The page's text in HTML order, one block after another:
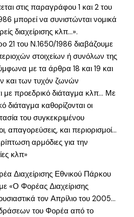
στις παραγράφου 1 και 2 του
μπορεί να συνιστώνται νομικά
διαχείρισης κλπ…».
21 του Ν.1650/1986 διαβάζουμε
στοιχείων ή συνόλων της
με τα άρθρα 18 και 19 και
και των τυχόν ζωνών
με προεδρικό διάταγμα κλπ… Με
καθορίζονται οι
του συγκεκριμένου
απαγορεύσεις, και περιορισμοί…
αρμόδιες για την
κλπ»
Διαχείρισης Εθνικού Πάρκου
«Ο Φορέας Διαχείρισης
τον Απρίλιο του 2005…
του Φορέα από το